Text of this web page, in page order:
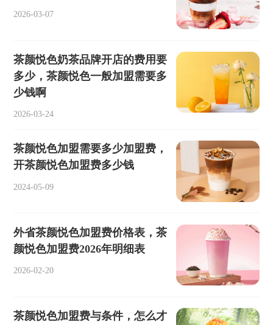
2026-03-07
茶颜悦色奶茶品牌开店的费用要
多少，茶颜悦色一般加盟需要多
少钱啊
2026-03-24
茶颜悦色加盟需要多少加盟费，
开茶颜悦色加盟费多少钱
2024-05-09
外省茶颜悦色加盟费价格表，茶
颜悦色加盟费2026年明细表
2026-02-20
茶颜悦色加盟费与条件，怎么才